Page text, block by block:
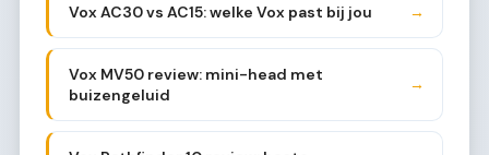
Vox AC30 vs AC15: welke Vox past bij jou →
Vox MV50 review: mini-head met
buizengeluid
→